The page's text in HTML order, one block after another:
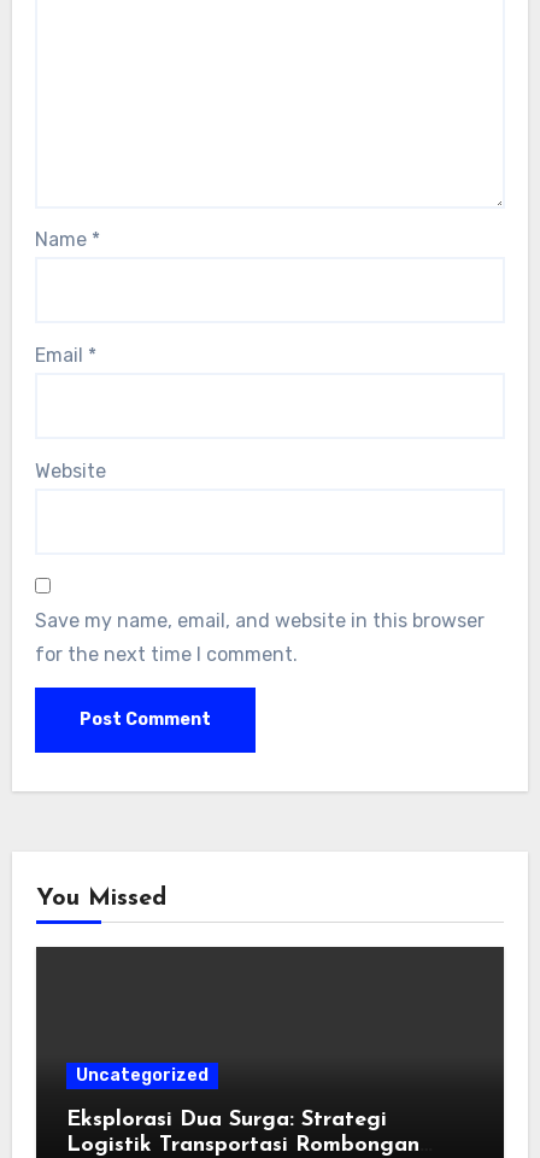
Name *
Email *
Website
Save my name, email, and website in this browser
for the next time I comment.
You Missed
Uncategorized
Eksplorasi Dua Surga: Strategi
Logistik Transportasi Rombongan